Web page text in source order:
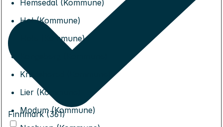
Hemsedal (Kommune)
Hol (Kommune)
Hole (Kommune)
Krødsherad (Kommune)
Lier (Kommune)
Modum (Kommune)
Finnmark (361)